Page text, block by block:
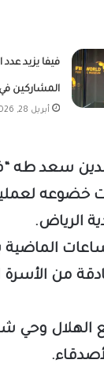
فيفا يزيد عدد
المشاركين
أبريل 28, 2026
سعد طه
لعملية
الرياض.
الماضية
من الأسرة
وحي